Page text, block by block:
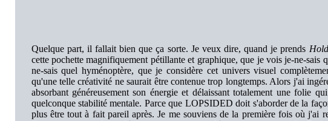
Quelque part, il fallait bien que ça sorte. Je veux dire, quand je prends
cette pochette magnifiquement pétillante et graphique, que je vois je-ne-sais
ne-sais quel hyménoptère, que je considère cet univers visuel
qu'une telle créativité ne saurait être contenue trop longtemps. Alors j'ai
absorbant généreusement son énergie et délaissant totalement une folie
quelconque stabilité mentale. Parce que LOPSIDED doit s'aborder de la
plus être tout à fait pareil après. Je me souviens de la première fois où j'ai